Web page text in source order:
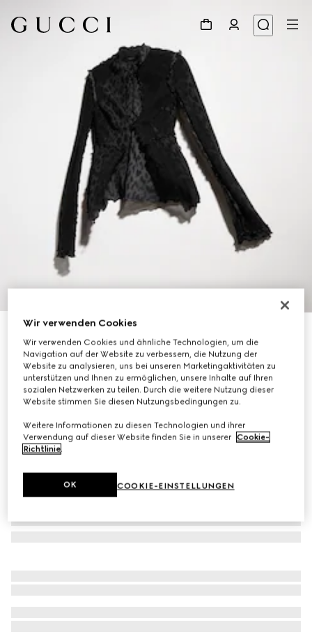
Hemd aus Seidenmischung mit Print
CHF 1,850
Variantenschwarz
Wir verwenden Cookies
Wir verwenden Cookies und ähnliche Technologien, um die
Navigation auf der Website zu verbessern, die Nutzung der
Website zu analysieren, uns bei unseren Marketingaktivitäten zu
unterstützen und Ihnen zu ermöglichen, unsere Inhalte auf Ihren
sozialen Netzwerken zu teilen. Durch die weitere Nutzung dieser
Website stimmen Sie diesen Nutzungsbedingungen zu.
Weitere Informationen zu diesen Technologien und ihrer
Verwendung auf dieser Website finden Sie in unserer Cookie-
Richtlinie.
COOKIE-EINSTELLUNGEN
OK